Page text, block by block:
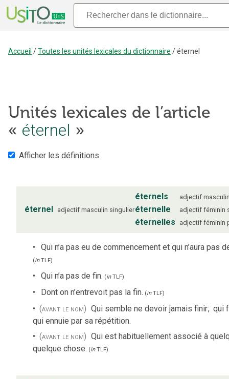
Accueil /Toutes les unités lexicales du dictionnaire /éternel
Unités lexicales de l’article
« éternel »
Afficher les définitions
éternel adjectif masculin singulier
éternels adjectif
éternelle adjectif féminin
éternelles adjectif féminin
Qui n’a pas eu de commencement et qui n’aura pas
(inTLF)
Qui n’a pas de fin. (inTLF)
Dont on n’entrevoit pas la fin. (inTLF)
(avant le nom) Qui semble ne devoir jamais finir; qui
qui ennuie par sa répétition.
(avant le nom) Qui est habituellement associé à
quelque chose. (inTLF)